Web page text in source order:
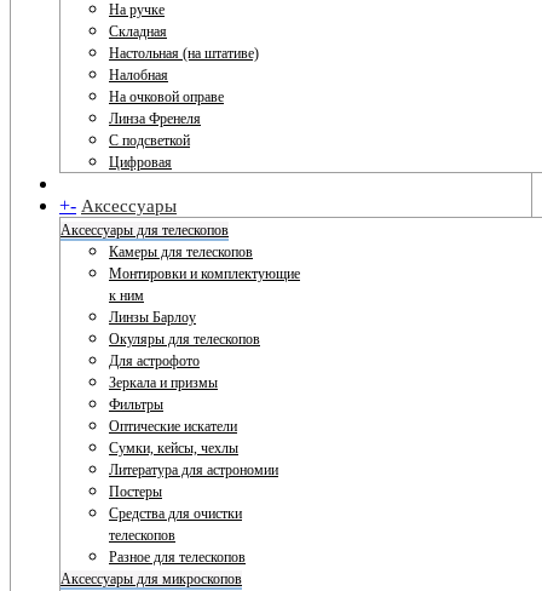
На ручке
Складная
Настольная (на штативе)
Налобная
На очковой оправе
Линза Френеля
С подсветкой
Цифровая
+- Аксессуары
Аксессуары для телескопов
Камеры для телескопов
Монтировки и комплектующие
к ним
Линзы Барлоу
Окуляры для телескопов
Для астрофото
Зеркала и призмы
Фильтры
Оптические искатели
Сумки, кейсы, чехлы
Литература для астрономии
Постеры
Средства для очистки
телескопов
Разное для телескопов
Аксессуары для микроскопов